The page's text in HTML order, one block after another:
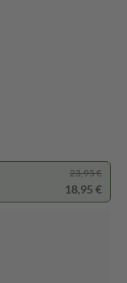
23,95 €
18,95 €